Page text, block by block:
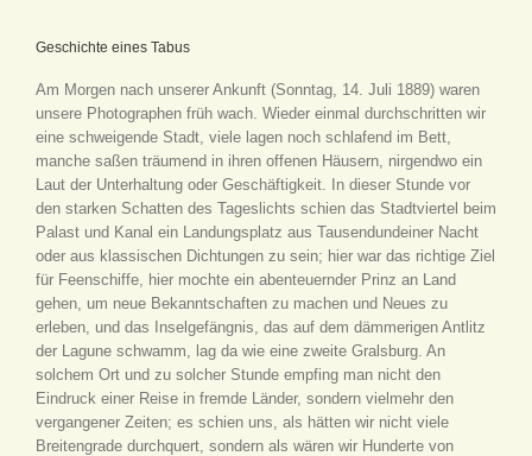
Geschichte eines Tabus
Am Morgen nach unserer Ankunft (Sonntag, 14. Juli 1889) waren
unsere Photographen früh wach. Wieder einmal durchschritten wir
eine schweigende Stadt, viele lagen noch schlafend im Bett,
manche saßen träumend in ihren offenen Häusern, nirgendwo ein
Laut der Unterhaltung oder Geschäftigkeit. In dieser Stunde vor
den starken Schatten des Tageslichts schien das Stadtviertel beim
Palast und Kanal ein Landungsplatz aus Tausendundeiner Nacht
oder aus klassischen Dichtungen zu sein; hier war das richtige Ziel
für Feenschiffe, hier mochte ein abenteuernder Prinz an Land
gehen, um neue Bekanntschaften zu machen und Neues zu
erleben, und das Inselgefängnis, das auf dem dämmerigen Antlitz
der Lagune schwamm, lag da wie eine zweite Gralsburg. An
solchem Ort und zu solcher Stunde empfing man nicht den
Eindruck einer Reise in fremde Länder, sondern vielmehr den
vergangener Zeiten; es schien uns, als hätten wir nicht viele
Breitengrade durchquert, sondern als wären wir Hunderte von